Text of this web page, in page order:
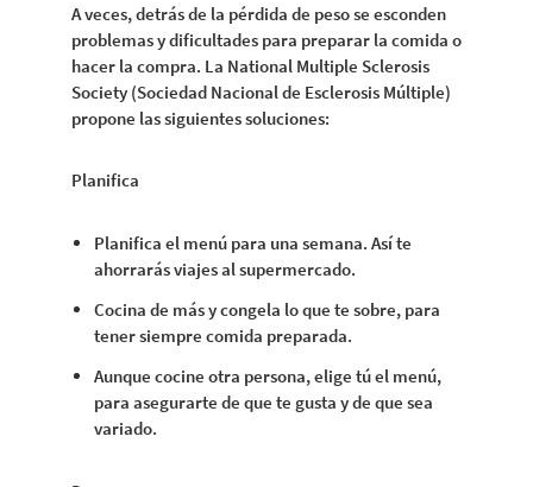
A veces, detrás de la pérdida de peso se esconden
problemas y dificultades para preparar la comida o
hacer la compra. La National Multiple Sclerosis
Society (Sociedad Nacional de Esclerosis Múltiple)
propone las siguientes soluciones:
Planifica
Planifica el menú para una semana. Así te
ahorrarás viajes al supermercado.
Cocina de más y congela lo que te sobre, para
tener siempre comida preparada.
Aunque cocine otra persona, elige tú el menú,
para asegurarte de que te gusta y de que sea
variado.